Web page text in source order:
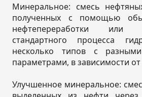
Минеральное: смесь
полученных с помощью
нефтепереработки
стандартного процесса
несколько типов с
параметрами, в зависимости
Улучшенное минеральное: